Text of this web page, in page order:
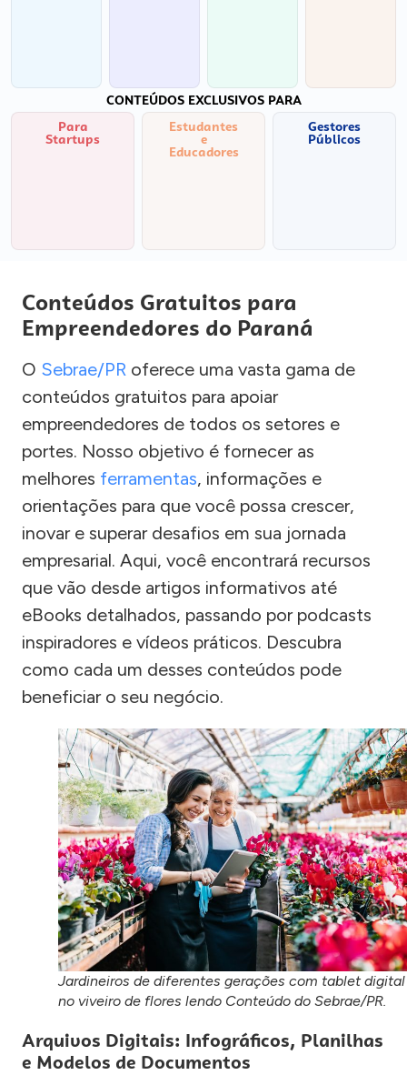
CONTEÚDOS EXCLUSIVOS PARA
Para
Startups
Estudantes
e
Educadores
Gestores
Públicos
Conteúdos Gratuitos para
Empreendedores do Paraná
O Sebrae/PR oferece uma vasta gama de
conteúdos gratuitos para apoiar
empreendedores de todos os setores e
portes. Nosso objetivo é fornecer as
melhores ferramentas, informações e
orientações para que você possa crescer,
inovar e superar desafios em sua jornada
empresarial. Aqui, você encontrará recursos
que vão desde artigos informativos até
eBooks detalhados, passando por podcasts
inspiradores e vídeos práticos. Descubra
como cada um desses conteúdos pode
beneficiar o seu negócio.
Jardineiros de diferentes gerações com tablet digital
no viveiro de flores lendo Conteúdo do Sebrae/PR.
Arquivos Digitais: Infográficos, Planilhas
e Modelos de Documentos